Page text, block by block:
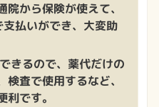
から保険が使えて、
払いができ、大変助
きるので、薬代だけの
査で使用するなど、
です。